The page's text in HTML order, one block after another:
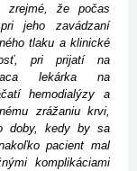
zrejmé, že počas
jeho zavádzaní
tlaku a klinické
pri prijatí na
lekárka na
hemodialýzy a
zrážaniu krvi,
doby, kedy by sa
pacient mal
komplikáciami